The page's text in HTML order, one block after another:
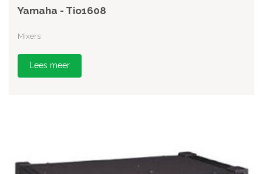
Yamaha - Tio1608
Mixers
Lees meer